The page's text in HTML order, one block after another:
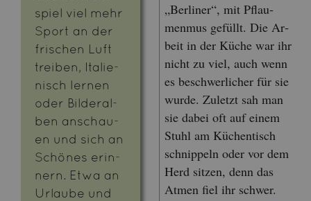
spiel viel mehr
Sport an der
fri­schen Luft
trei­ben, Ita­lie­
nisch ler­nen
oder Bil­deral­
ben an­schau­
en und sich an
Schö­nes er­in­
nern. Etwa an
Ur­lau­be und
„Ber­li­ner“, mit Pflau­
men­mus ge­füllt. Die Ar­
beit in der Küche war ihr
nicht zu viel, auch wenn
es be­schwer­li­cher für sie
wurde. Zu­letzt sah man
sie dabei oft auf einem
Stuhl am Kü­chen­tisch
schnip­peln oder vor dem
Herd sit­zen, denn das
Atmen fiel ihr schwer.